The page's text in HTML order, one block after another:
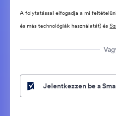
A folytatással elfogadja a mi
és más technológiák használatát) és
Jelentkezzen be a